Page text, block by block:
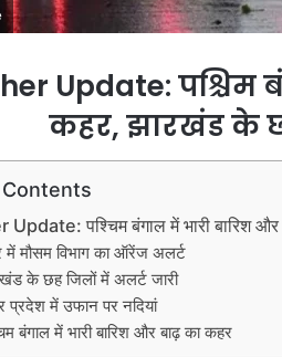
Update: पश्चिम
कहर, झारखंड के
पश्चिम बंगाल में भारी बारिश
में मौसम विभाग का ऑरेंज अलर्ट
के छह जिलों में अलर्ट जारी
प्रदेश में उफान पर नदियां
बंगाल में भारी बारिश और बाढ़ का कहर